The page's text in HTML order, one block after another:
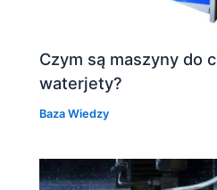
Czym są maszyny do
waterjety?
Baza Wiedzy